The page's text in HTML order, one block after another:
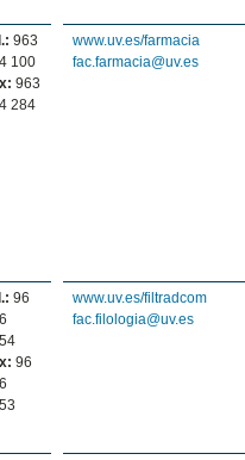
963
100
963
284
www.uv.es/farmacia
fac.farmacia@uv.es
96
96
www.uv.es/filtradcom
fac.filologia@uv.es